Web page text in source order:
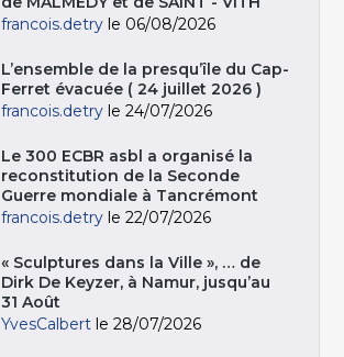
francois.detry le 06/08/2026
L’ensemble de la presqu’île du Cap-
Ferret évacuée ( 24 juillet 2026 )
francois.detry le 24/07/2026
Le 300 ECBR asbl a organisé la
reconstitution de la Seconde
Guerre mondiale à Tancrémont
francois.detry le 22/07/2026
« Sculptures dans la Ville », … de
Dirk De Keyzer, à Namur, jusqu’au
31 Août
YvesCalbert le 28/07/2026